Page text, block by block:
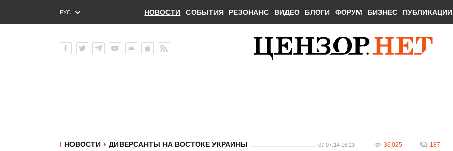
РУС
ENG
НОВОСТИ СОБЫТИЯ РЕЗОНАНС ВИДЕО БЛОГИ ФОРУМ БИЗНЕС ПУБЛИКАЦИИ
НОВОСТИ ДИВЕРСАНТЫ НА ВОСТОКЕ УКРАИНЫ 07.07.14 16:23 36 025 187